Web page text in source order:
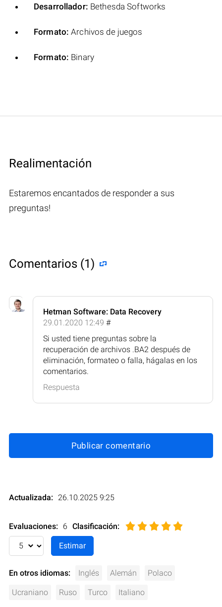
Desarrollador: Bethesda Softworks
Formato: Archivos de juegos
Formato: Binary
Realimentación
Estaremos encantados de responder a sus
preguntas!
Comentarios (1)
Hetman Software: Data Recovery
29.01.2020 12:49 #
Si usted tiene preguntas sobre la
recuperación de archivos .BA2 después de
eliminación, formateo o falla, hágalas en los
comentarios.
Respuesta
Publicar comentario
Actualizada: 26.10.2025 9:25
Evaluaciones: 6 Clasificación:
En otros idiomas: Inglés Alemán Polaco
Ucraniano Ruso Turco Italiano